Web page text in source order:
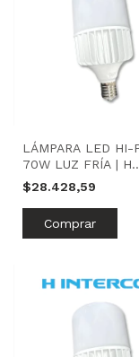
LÁMPARA LED HI-
70W LUZ FRÍA | H
INTERCOM
$28.428,59